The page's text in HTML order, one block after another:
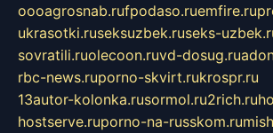
oooagrosnab.rufpodaso.ruemfire.ru
ukrasotki.ruseksuzbek.ruseks-
sovratili.ruolecoon.ruvd-dosug.ru
rbc-news.ruporno-skvirt.rukrospr.ru
13autor-kolonka.rusormol.ru2rich.ru
hostserve.ruporno-na-russkom.ru